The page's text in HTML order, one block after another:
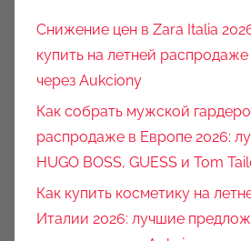
Снижение цен в Zara Italia
купить на летней распродаже
через Aukciony
Как собрать мужской
распродаже в Европе 2026:
HUGO BOSS, GUESS и Tom
Как купить косметику на
Италии 2026: лучшие